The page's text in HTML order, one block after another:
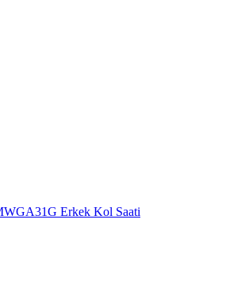
Erkek Kol Saati